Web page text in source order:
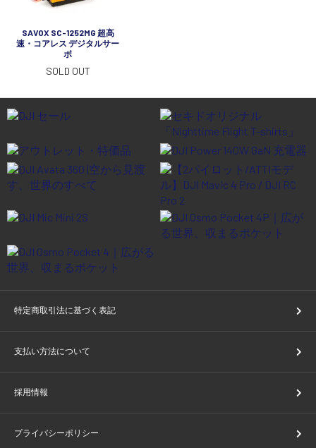
SAVOX SC-1252MG 超高
速・コアレス デジタルサー
ボ
SOLD OUT
特定商取引法に基づく表記
支払い方法について
採用情報
プライバシーポリシー